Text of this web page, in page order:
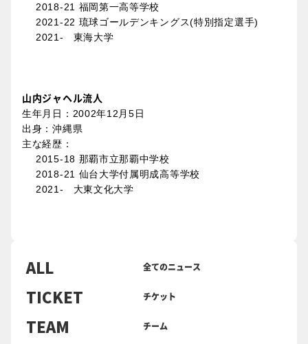
2018-21 福岡第一高等学校
2021-22 琉球ゴールデンキングス(特別指定選手)
2021- 東海大学
山内ジャヘル流人
生年月日：2002年12月5日
出身：沖縄県
主な経歴：
2015-18 那覇市立那覇中学校
2018-21 仙台大学付属明成高等学校
2021- 大東文化大学
ALL 全てのニュース
TICKET チケット
TEAM チーム